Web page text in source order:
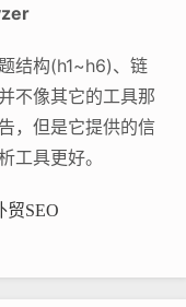
结构(h1~h6)、链
不像其它的工具那
，但是它提供的信
工具更好。
贸SEO